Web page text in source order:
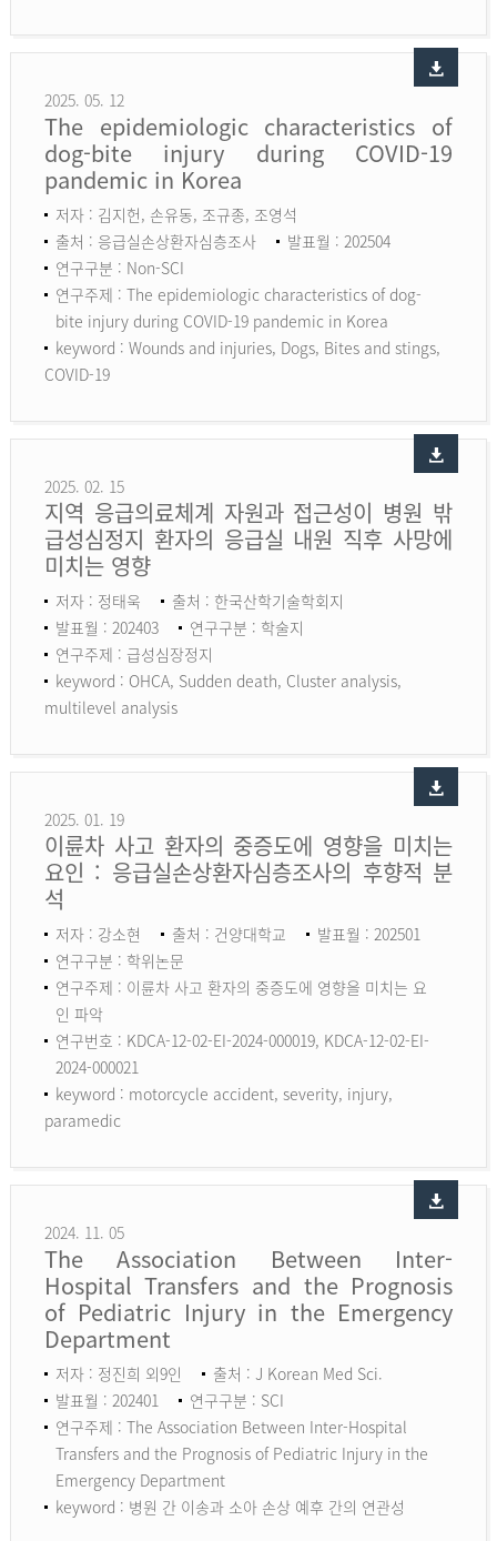
2025. 05. 12
The epidemiologic characteristics of
dog-bite injury during COVID-19
pandemic in Korea
저자 : 김지헌, 손유동, 조규종, 조영석
출처 : 응급실손상환자심층조사
발표월 : 202504
연구구분 : Non-SCI
연구주제 : The epidemiologic characteristics of dog-
bite injury during COVID-19 pandemic in Korea
keyword : Wounds and injuries, Dogs, Bites and stings,
COVID-19
2025. 02. 15
지역 응급의료체계 자원과 접근성이 병원 밖
급성심정지 환자의 응급실 내원 직후 사망에
미치는 영향
저자 : 정태욱
출처 : 한국산학기술학회지
발표월 : 202403
연구구분 : 학술지
연구주제 : 급성심장정지
keyword : OHCA, Sudden death, Cluster analysis,
multilevel analysis
2025. 01. 19
이륜차 사고 환자의 중증도에 영향을 미치는
요인 : 응급실손상환자심층조사의 후향적 분
석
저자 : 강소현 출처 : 건양대학교
발표월 : 202501
연구구분 : 학위논문
연구주제 : 이륜차 사고 환자의 중증도에 영향을 미치는 요
인 파악
연구번호 : KDCA-12-02-EI-2024-000019, KDCA-12-02-EI-
2024-000021
keyword : motorcycle accident, severity, injury,
paramedic
2024. 11. 05
The Association Between Inter-
Hospital Transfers and the Prognosis
of Pediatric Injury in the Emergency
Department
저자 : 정진희 외9인
출처 : J Korean Med Sci.
발표월 : 202401
연구구분 : SCI
연구주제 : The Association Between Inter-Hospital
Transfers and the Prognosis of Pediatric Injury in the
Emergency Department
keyword : 병원 간 이송과 소아 손상 예후 간의 연관성